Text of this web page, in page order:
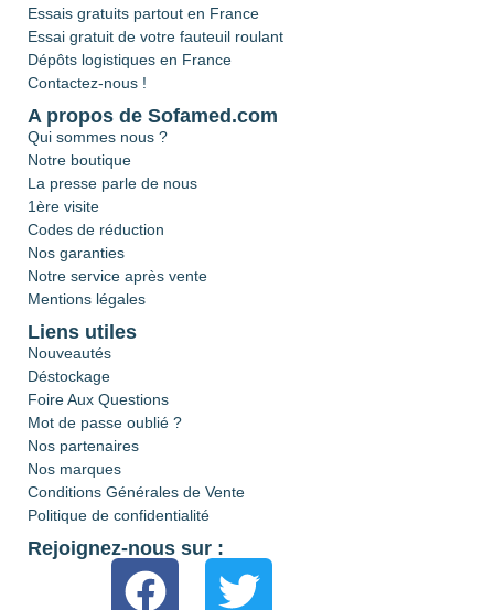
Essais gratuits partout en France
Essai gratuit de votre fauteuil roulant
Dépôts logistiques en France
Contactez-nous !
A propos de Sofamed.com
Qui sommes nous ?
Notre boutique
La presse parle de nous
1ère visite
Codes de réduction
Nos garanties
Notre service après vente
Mentions légales
Liens utiles
Nouveautés
Déstockage
Foire Aux Questions
Mot de passe oublié ?
Nos partenaires
Nos marques
Conditions Générales de Vente
Politique de confidentialité
Rejoignez-nous sur :